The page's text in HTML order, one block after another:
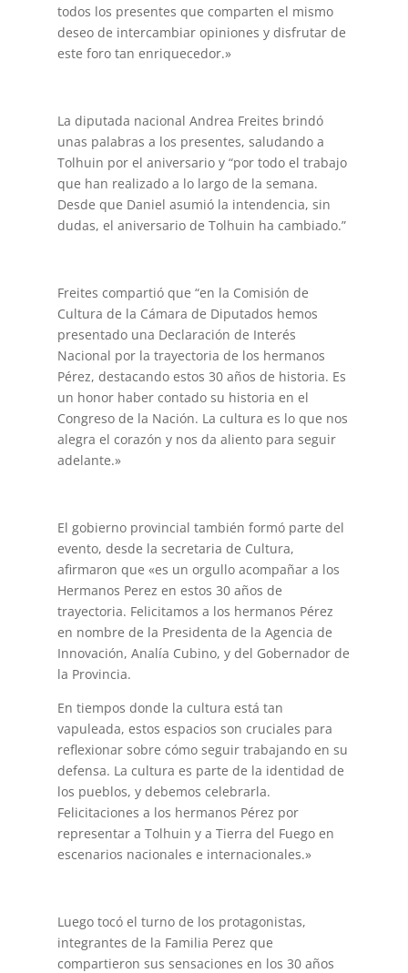
todos los presentes que comparten el mismo
deseo de intercambiar opiniones y disfrutar de
este foro tan enriquecedor.»
La diputada nacional Andrea Freites brindó
unas palabras a los presentes, saludando a
Tolhuin por el aniversario y “por todo el trabajo
que han realizado a lo largo de la semana.
Desde que Daniel asumió la intendencia, sin
dudas, el aniversario de Tolhuin ha cambiado.”
Freites compartió que “en la Comisión de
Cultura de la Cámara de Diputados hemos
presentado una Declaración de Interés
Nacional por la trayectoria de los hermanos
Pérez, destacando estos 30 años de historia. Es
un honor haber contado su historia en el
Congreso de la Nación. La cultura es lo que nos
alegra el corazón y nos da aliento para seguir
adelante.»
El gobierno provincial también formó parte del
evento, desde la secretaria de Cultura,
afirmaron que «es un orgullo acompañar a los
Hermanos Perez en estos 30 años de
trayectoria. Felicitamos a los hermanos Pérez
en nombre de la Presidenta de la Agencia de
Innovación, Analía Cubino, y del Gobernador de
la Provincia.
En tiempos donde la cultura está tan
vapuleada, estos espacios son cruciales para
reflexionar sobre cómo seguir trabajando en su
defensa. La cultura es parte de la identidad de
los pueblos, y debemos celebrarla.
Felicitaciones a los hermanos Pérez por
representar a Tolhuin y a Tierra del Fuego en
escenarios nacionales e internacionales.»
Luego tocó el turno de los protagonistas,
integrantes de la Familia Perez que
compartieron sus sensaciones en los 30 años